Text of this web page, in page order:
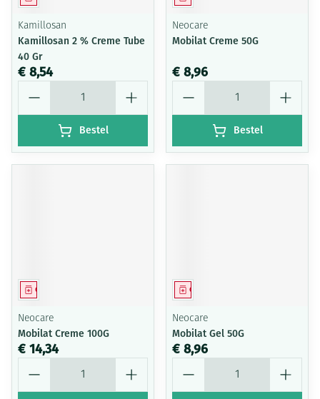
Kamillosan
Kamillosan 2 % Creme Tube
40 Gr
€ 8,54
Bestel
Neocare
Mobilat Creme 50G
€ 8,96
Bestel
Geneesmiddel
Neocare
Mobilat Creme 100G
€ 14,34
Geneesmiddel
Neocare
Mobilat Gel 50G
€ 8,96